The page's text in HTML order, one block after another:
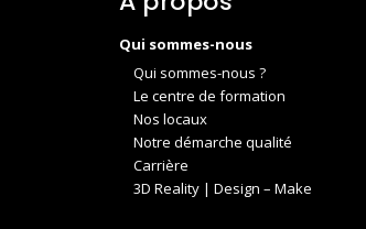
Qui sommes-nous
Qui sommes-nous ?
Le centre de formation
Nos locaux
Notre démarche qualité
Carrière
3D Reality | Design – Make